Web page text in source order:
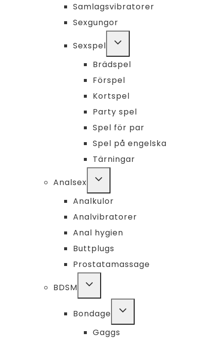
Samlagsvibratorer
Sexgungor
Sexspel
TOGGLE
MENU
Brädspel
Förspel
Kortspel
Party spel
Spel för par
Spel på engelska
Tärningar
Analsex
TOGGLE
MENU
Analkulor
Analvibratorer
Anal hygien
Buttplugs
Prostatamassage
BDSM
TOGGLE
MENU
Bondage
TOGGLE
MENU
Gaggs